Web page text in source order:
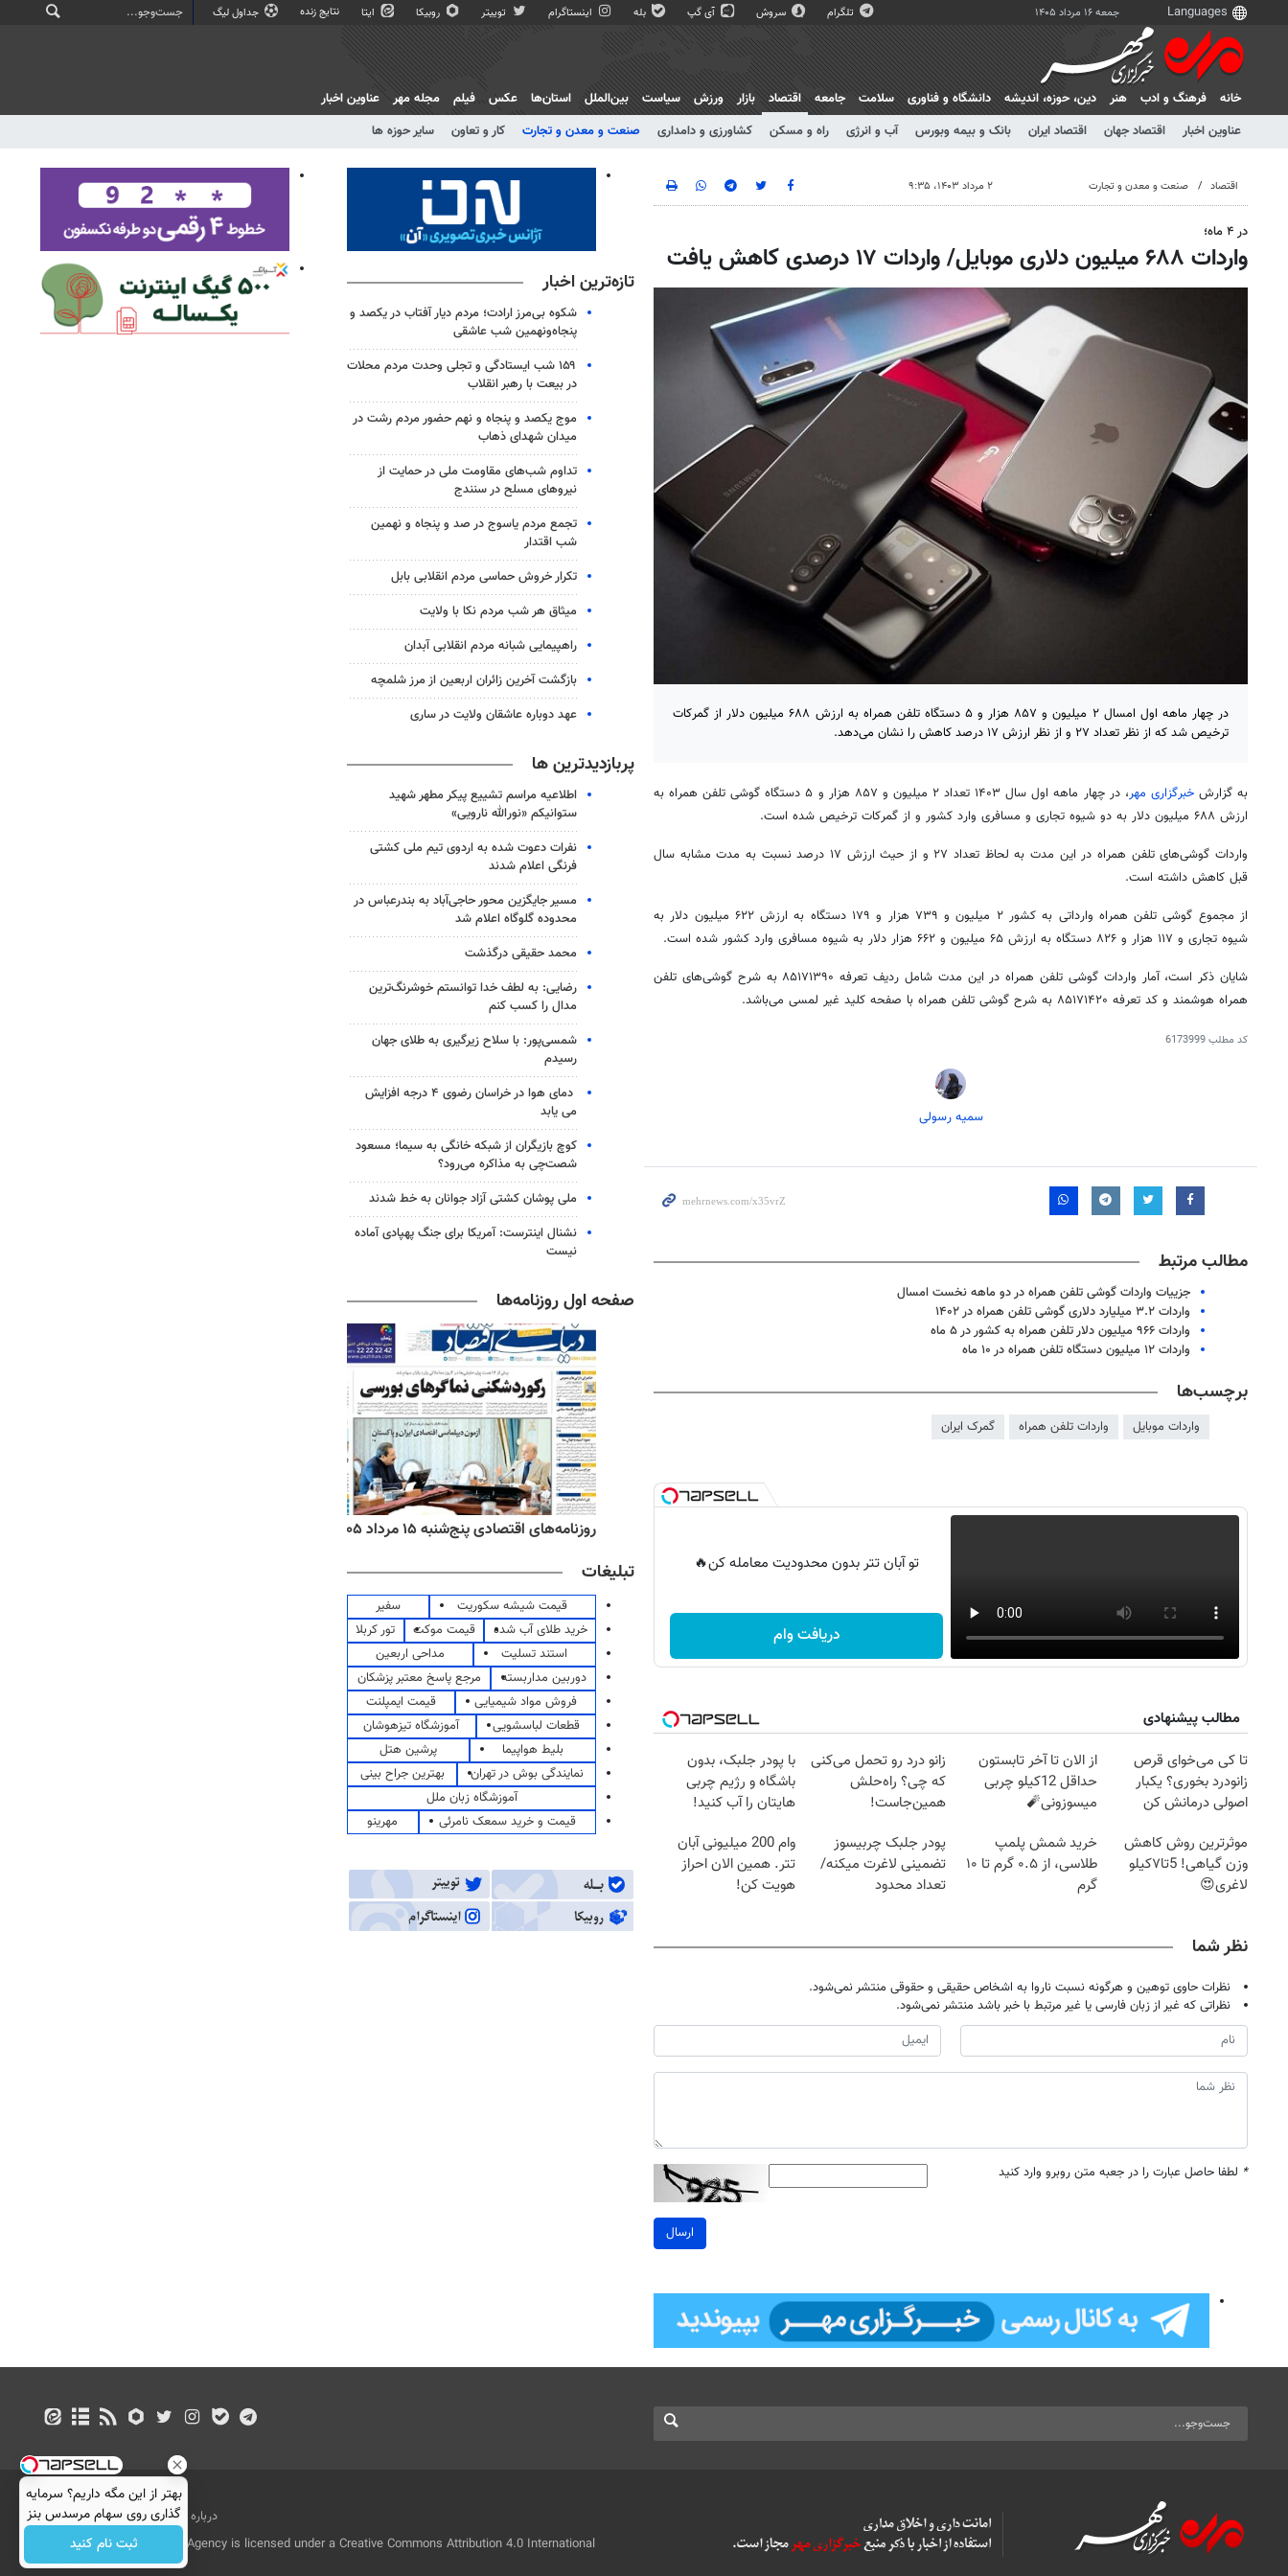
جمعه ۱۶ مرداد ۱۴۰۵ تلگرام سروش آی گپ بله اینستاگرام توییتر روبیکا ایتا نتایج زنده جداول لیگ
خانه فرهنگ و ادب هنر دين، حوزه، انديشه دانشگاه و فناوری سلامت جامعه
اقتصاد
عناوین اخبار
اقتصاد جهان اقتصاد ایران بانک و بیمه وبورس آب و انرژی راه و مسکن کشاورزی و دامداری صنعت و معدن و تجارت کار و تعاون سایر حوزه ها
بازار ورزش سیاست بین‌الملل استان‌ها عکس فیلم مجله مهر عناوین اخبار
اقتصاد صنعت و معدن و تجارت ۲ مرداد ۱۴۰۳، ۹:۳۵
در ۴ ماه؛
واردات ۶۸۸ میلیون دلاری موبایل/ واردات ۱۷ درصدی کاهش یافت
در چهار ماهه اول امسال ۲ میلیون و ۸۵۷ هزار و ۵ دستگاه تلفن همراه به ارزش ۶۸۸ میلیون دلار از گمرکات
ترخیص شد که از نظر تعداد ۲۷ و از نظر ارزش ۱۷ درصد کاهش را نشان می‌دهد.
به گزارشخبرگزاری مهر
، در چهار ماهه اول سال ۱۴۰۳ تعداد ۲ میلیون و ۸۵۷ هزار و ۵ دستگاه گوشی تلفن همراه به
ارزش ۶۸۸ میلیون دلار به دو شیوه تجاری و مسافری وارد کشور و از گمرکات ترخیص شده است.
واردات گوشی‌های تلفن همراه در این مدت به لحاظ تعداد ۲۷ و از حیث ارزش ۱۷ درصد نسبت به مدت مشابه سال
قبل کاهش داشته است.
از مجموع گوشی تلفن همراه وارداتی به کشور ۲ میلیون و ۷۳۹ هزار و ۱۷۹ دستگاه به ارزش ۶۲۲ میلیون دلار به
شیوه تجاری و ۱۱۷ هزار و ۸۲۶ دستگاه به ارزش ۶۵ میلیون و ۶۶۲ هزار دلار به شیوه مسافری وارد کشور شده است.
شایان ذکر است، آمار واردات گوشی تلفن همراه در این مدت شامل ردیف تعرفه ۸۵۱۷۱۳۹۰ به شرح گوشی‌های تلفن
همراه هوشمند و کد تعرفه ۸۵۱۷۱۴۲۰ به شرح گوشی تلفن همراه با صفحه کلید غیر لمسی می‌باشد.
کد مطلب6173999
سمیه رسولی
مطالب مرتبط
جزییات واردات گوشی تلفن همراه در دو ماهه نخست امسال
واردات ۳.۲ میلیارد دلاری گوشی تلفن همراه در ۱۴۰۲
واردات ۹۶۶ میلیون دلار تلفن همراه به کشور در ۵ ماه
واردات ۱۲ میلیون دستگاه تلفن همراه در ۱۰ ماه
برچسب‌ها
واردات موبایل واردات تلفن همراه گمرک ایران
تو آبان تتر بدون محدودیت معامله کن🔥
دریافت وام
مطالب پیشنهادی
تا کی می‌خوای قرص
زانودرد بخوری؟ یکبار
اصولی درمانش کن
از الان تا آخر تابستون
حداقل 12کیلو چربی
میسوزونی🧨
زانو درد رو تحمل می‌کنی
که چی؟ راه‌حلش
همین‌جاست!
با پودر جلبک، بدون
باشگاه و رژیم چربی
هایتان را آب کنید!
موثرترین روش کاهش
وزن گیاهی! 5تا۷کیلو
لاغری😍
خرید شمش پلمپ
طلاسی، از ۰.۵ گرم تا ۱۰
گرم
پودر جلبک چربیسوز
تضمینی لاغرت میکنه/
تعداد محدود
وام 200 میلیونی آبان
تتر. همین الان احراز
هویت کن!
نظر شما
نظرات حاوی توهین و هرگونه نسبت ناروا به اشخاص حقیقی و حقوقی منتشر نمی‌شود.
نظراتی که غیر از زبان فارسی یا غیر مرتبط با خبر باشد منتشر نمی‌شود.
* لطفا حاصل عبارت را در جعبه متن روبرو وارد کنید
ارسال
تازه‌ترین اخبار
شکوه بی‌مرز ارادت؛ مردم دیار آفتاب در یکصد و
پنجاه‌ونهمین شب عاشقی
۱۵۹ شب ایستادگی و تجلی وحدت مردم محلات
در بیعت با رهبر انقلاب
موج یکصد و پنجاه و نهم حضور مردم رشت در
میدان شهدای ذهاب
تداوم شب‌های مقاومت ملی در حمایت از
نیروهای مسلح در سنندج
تجمع مردم یاسوج در صد و پنجاه و نهمین
شب اقتدار
تکرار خروش حماسی مردم انقلابی بابل
میثاق هر شب مردم نکا با ولایت
راهپیمایی شبانه مردم انقلابی آبدان
بازگشت آخرین زائران اربعین از مرز شلمچه
عهد دوباره عاشقان ولایت در ساری
پربازدیدترین ها
اطلاعیه مراسم تشییع پیکر مطهر شهید
ستوانیکم «نورالله نارویی»
نفرات دعوت شده به اردوی تیم ملی کشتی
فرنگی اعلام شدند
مسیر جایگزین محور حاجی‌آباد به بندرعباس در
محدوده گلوگاه اعلام شد
محمد حقیقی درگذشت
رضایی: به لطف خدا توانستم خوشرنگ‌ترین
مدال را کسب کنم
شمسی‌پور: با سلاح زیرگیری به طلای جهان
رسیدم
دمای هوا در خراسان رضوی ۴ درجه افزایش
می یابد
کوچ بازیگران از شبکه خانگی به سیما؛ مسعود
شصت‌چی به مذاکره می‌رود؟
ملی پوشان کشتی آزاد جوانان به خط شدند
نشنال اینترست: آمریکا برای جنگ پهپادی آماده
نیست
صفحه اول روزنامه‌ها
روزنامه‌های اقتصادی پنج‌شنبه ۱۵ مرداد ۱۴۰۵
تبلیغات
قیمت شیشه سکوریت
سفیر
خرید طلای آب شده
قیمت موکت
تور کربلا
استند تسلیت
مداحی اربعین
دوربین مداربسته
مرجع پاسخ معتبر پزشکان
فروش مواد شیمیایی
قیمت ایمپلنت
قطعات لباسشویی
آموزشگاه تیزهوشان
بلیط هواپیما
پرشین هتل
نمایندگی بوش در تهران
بهترین جراح بینی
آموزشگاه زبان ملل
قیمت و خرید سمعک نامرئی
مهرینو
درباره ما تماس با ما
بازرگانی
All Content by Mehr News Agency is licensed under a Creative Commons Attribution 4.0 International
License.
بهتر از این مگه داریم؟ سرمایه
گذاری روی سهام مرسدس بنز
ثبت نام کنید